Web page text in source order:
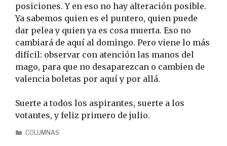
posiciones. Y en eso no hay alteración posible.
Ya sabemos quien es el puntero, quien puede
dar pelea y quien ya es cosa muerta. Eso no
cambiará de aquí al domingo. Pero viene lo más
difícil: observar con atención las manos del
mago, para que no desaparezcan o cambien de
valencia boletas por aquí y por allá.
Suerte a todos los aspirantes, suerte a los
votantes, y feliz primero de julio.
COLUMNAS